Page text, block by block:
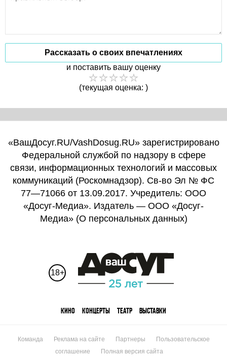
Рассказать о своих впечатлениях
и поставить вашу оценку
(текущая оценка: )
«ВашДосуг.RU/VashDosug.RU» зарегистрировано
Федеральной службой по надзору в сфере
связи, информационных технологий и массовых
коммуникаций (Роскомнадзор). Св-во Эл № ФС
77—71066 от 13.09.2017. Учредитель: ООО
«Досуг-Медиа». Издатель — ООО «Досуг-
Медиа» (О персональных данных)
18+
КИНО КОНЦЕРТЫ ТЕАТР ВЫСТАВКИ
Команда Реклама на сайте Партнеры
Пользовательское
соглашение
Полная версия сайта